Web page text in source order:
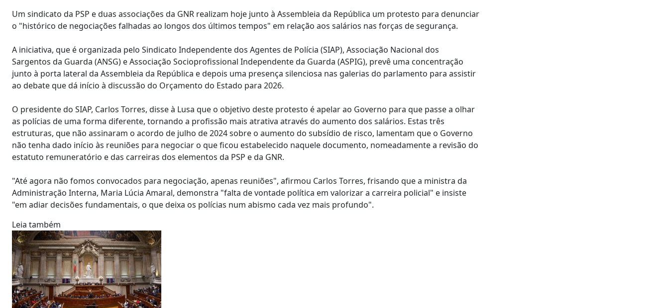
Um sindicato da PSP e duas associações da GNR realizam hoje junto à Assembleia da República um protesto para denunciar
o "histórico de negociações falhadas ao longos dos últimos tempos" em relação aos salários nas forças de segurança.
A iniciativa, que é organizada pelo Sindicato Independente dos Agentes de Polícia (SIAP), Associação Nacional dos
Sargentos da Guarda (ANSG) e Associação Socioprofissional Independente da Guarda (ASPIG), prevê uma concentração
junto à porta lateral da Assembleia da República e depois uma presença silenciosa nas galerias do parlamento para assistir
ao debate que dá início à discussão do Orçamento do Estado para 2026.
O presidente do SIAP, Carlos Torres, disse à Lusa que o objetivo deste protesto é apelar ao Governo para que passe a olhar
as polícias de uma forma diferente, tornando a profissão mais atrativa através do aumento dos salários. Estas três
estruturas, que não assinaram o acordo de julho de 2024 sobre o aumento do subsídio de risco, lamentam que o Governo
não tenha dado início às reuniões para negociar o que ficou estabelecido naquele documento, nomeadamente a revisão do
estatuto remuneratório e das carreiras dos elementos da PSP e da GNR.
"Até agora não fomos convocados para negociação, apenas reuniões", afirmou Carlos Torres, frisando que a ministra da
Administração Interna, Maria Lúcia Amaral, demonstra "falta de vontade política em valorizar a carreira policial" e insiste
"em adiar decisões fundamentais, o que deixa os polícias num abismo cada vez mais profundo".
Leia também